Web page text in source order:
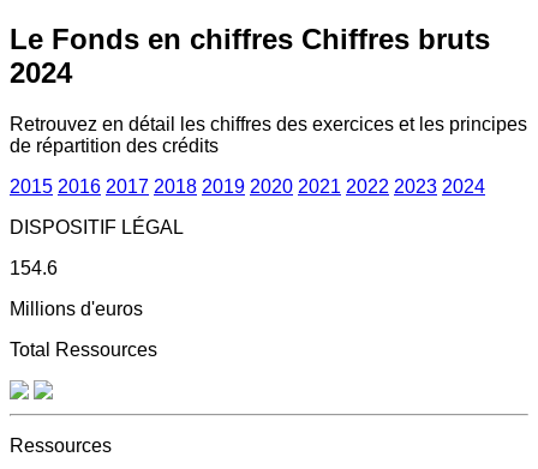
Le Fonds en chiffres Chiffres bruts
2024
Retrouvez en détail les chiffres des exercices et les principes
de répartition des crédits
2015 2016 2017 2018 2019 2020 2021 2022 2023 2024
DISPOSITIF LÉGAL
154.6
Millions d'euros
Total Ressources
Ressources